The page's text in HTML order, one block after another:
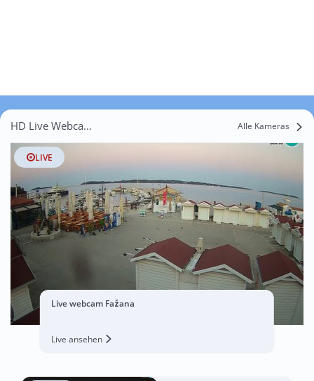
HD Live Webcams Marana Alle Kameras
LIVE
Live webcam Fažana
Live ansehen